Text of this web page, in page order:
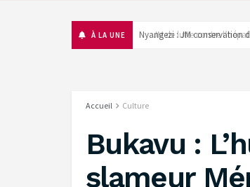
À LA UNE ‎Nyangezi : JM
Accueil Culture
Bukavu :
slameur